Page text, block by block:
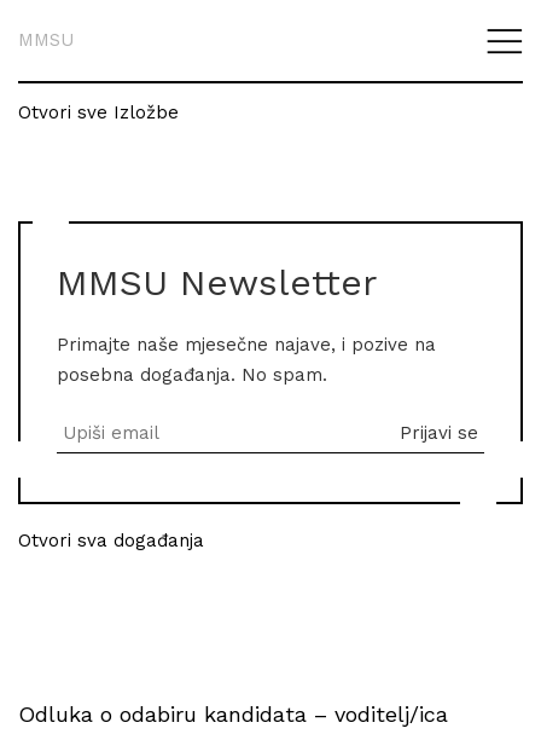
MMSU
Otvori sve Izložbe
MMSU Newsletter
Primajte naše mjesečne najave, i pozive na
posebna događanja. No spam.
Otvori sva događanja
Odluka o odabiru kandidata – voditelj/ica